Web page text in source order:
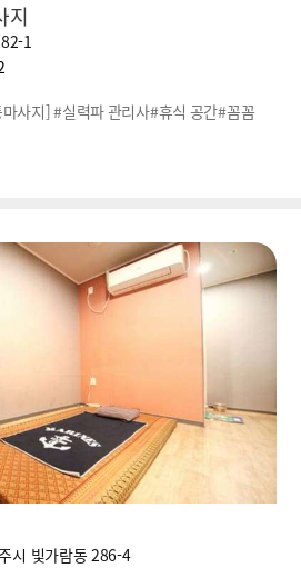
지
1
사지] #실력파 관리사#휴식 공간#꼼꼼
시 빛가람동 286-4